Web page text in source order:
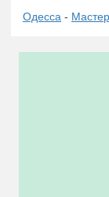
Одесса -